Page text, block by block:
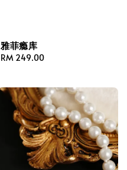
雅菲瘾库
Regular
RM 249.00